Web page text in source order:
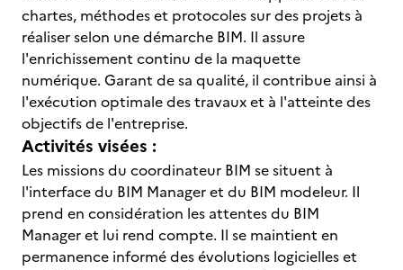
chartes, méthodes et protocoles sur des projets à
réaliser selon une démarche BIM. Il assure
l'enrichissement continu de la maquette
numérique. Garant de sa qualité, il contribue ainsi à
l'exécution optimale des travaux et à l'atteinte des
objectifs de l'entreprise.
Activités visées :
Les missions du coordinateur BIM se situent à
l'interface du BIM Manager et du BIM modeleur. Il
prend en considération les attentes du BIM
Manager et lui rend compte. Il se maintient en
permanence informé des évolutions logicielles et